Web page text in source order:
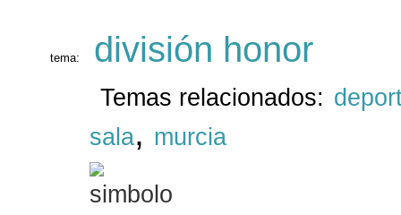
tema: división honor
Temas relacionados:
sala, murcia